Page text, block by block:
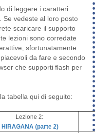
di leggere i caratteri
Se vedeste al loro posto
scaricare il supporto
lezioni sono corredate
sfortunatamente
da fare e secondo
che supporti flash per
tabella qui di seguito:
Lezione 2:
HIRAGANA (parte 2)